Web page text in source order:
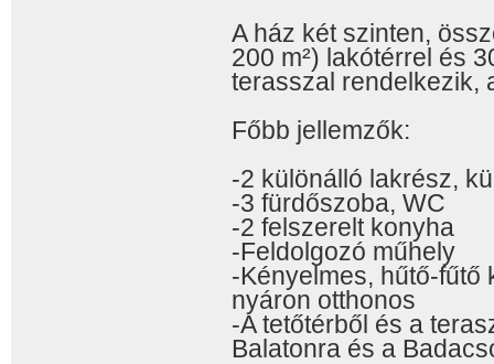
A ház két szinten,
200 m²) lakótérrel és
terasszal rendelkezik,
Főbb jellemzők:
-2 különálló lakrész,
-3 fürdőszoba, WC
-2 felszerelt konyha
-Feldolgozó műhely
-Kényelmes, hűtő-fűtő
nyáron otthonos
-A tetőtérből és a
Balatonra és a